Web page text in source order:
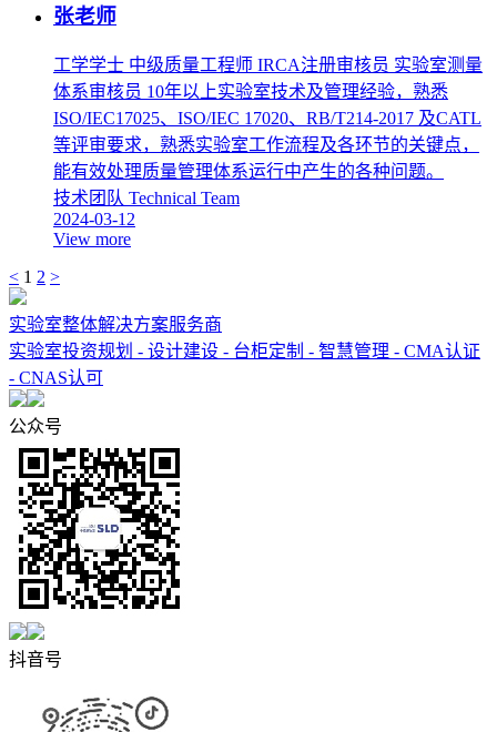
张老师
工学学士 中级质量工程师 IRCA注册审核员 实验室测量
体系审核员 10年以上实验室技术及管理经验，熟悉
ISO/IEC17025、ISO/IEC 17020、RB/T214-2017 及CATL
等评审要求，熟悉实验室工作流程及各环节的关键点，
能有效处理质量管理体系运行中产生的各种问题。
技术团队 Technical Team
2024-03-12
View more
< 1 2 >
实验室整体解决方案服务商
实验室投资规划 - 设计建设 - 台柜定制 - 智慧管理 - CMA认证
- CNAS认可
公众号
抖音号